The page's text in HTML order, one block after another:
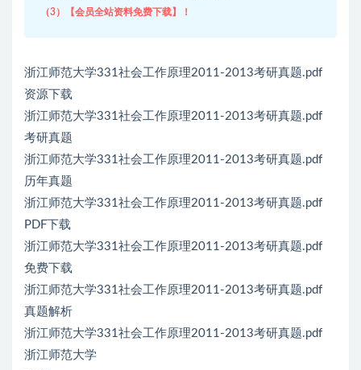
（3）【会员全站资料免费下载】！
浙江师范大学331社会工作原理2011-2013考研真题.pdf
资源下载
浙江师范大学331社会工作原理2011-2013考研真题.pdf
考研真题
浙江师范大学331社会工作原理2011-2013考研真题.pdf
历年真题
浙江师范大学331社会工作原理2011-2013考研真题.pdf
PDF下载
浙江师范大学331社会工作原理2011-2013考研真题.pdf
免费下载
浙江师范大学331社会工作原理2011-2013考研真题.pdf
真题解析
浙江师范大学331社会工作原理2011-2013考研真题.pdf
浙江师范大学